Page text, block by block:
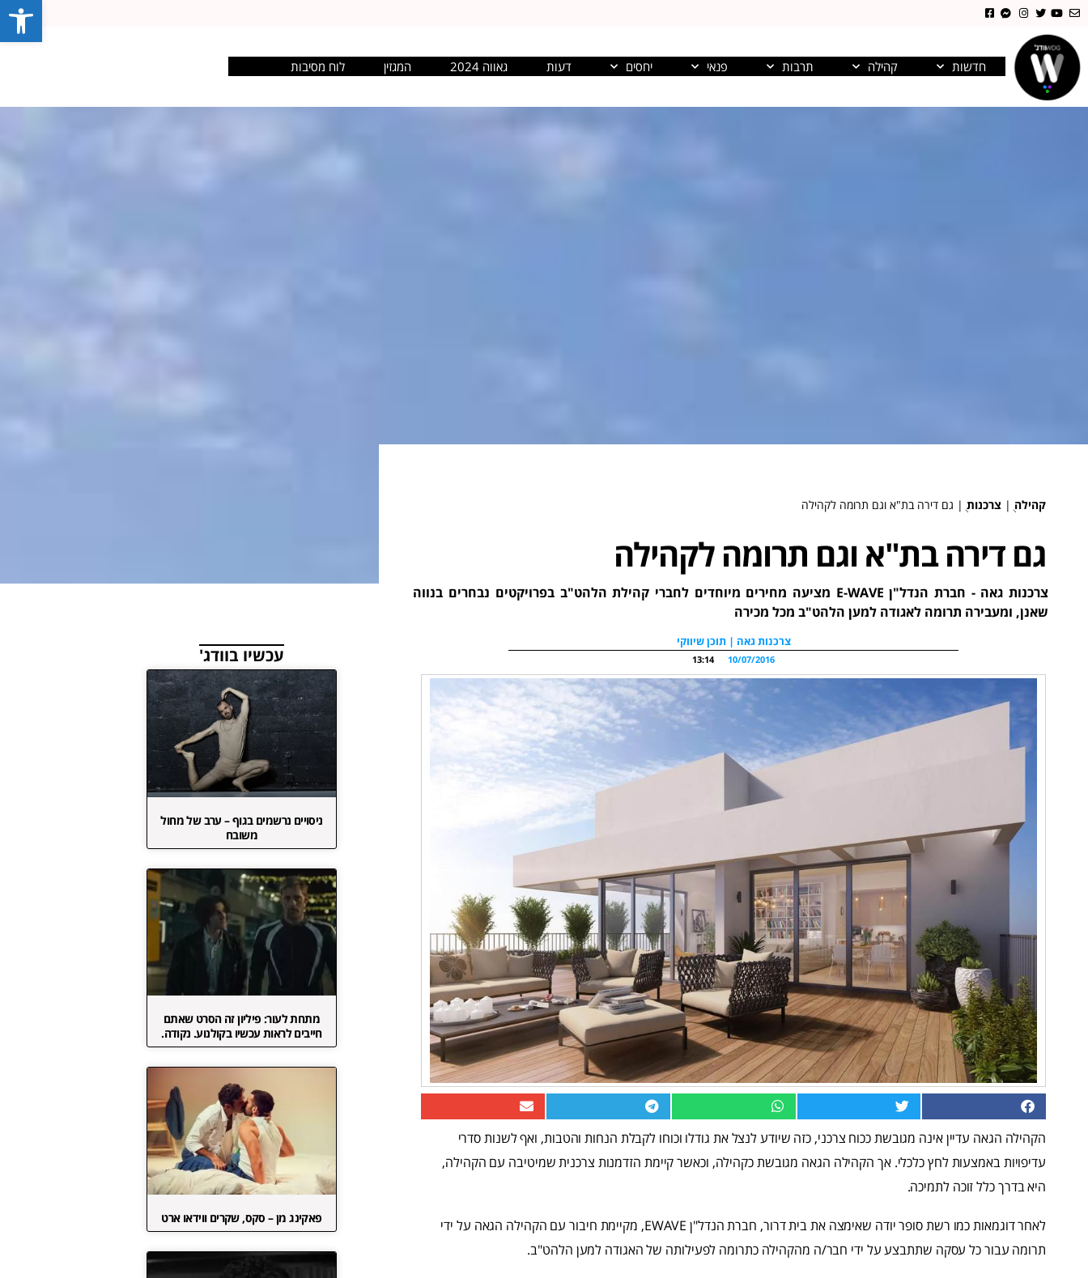
חדשות קהילה תרבות פנאי יחסים דעות גאווה 2024 המגזין לוח מסיבות
קהילה ֻ| צרכנות ֻ| גם דירה בת"א וגם תרומה לקהילה
גם דירה בת"א וגם תרומה לקהילה
צרכנות גאה - חברת הנדל"ן E-WAVE מציעה מחירים מיוחדים לחברי קהילת הלהט"ב בפרויקטים נבחרים בנווה
שאנן, ומעבירה תרומה לאגודה למען הלהט"ב מכל מכירה
צרכנות גאה | תוכן שיווקי
10/07/2016
13:14
הקהילה הגאה עדיין אינה מגובשת ככוח צרכני, כזה שיודע לנצל את גודלו וכוחו לקבלת הנחות והטבות, ואף לשנות סדרי
עדיפויות באמצעות לחץ כלכלי. אך הקהילה הגאה מגובשת כקהילה, וכאשר קיימת הזדמנות צרכנית שמיטיבה עם הקהילה,
היא בדרך כלל זוכה לתמיכה.
לאחר דוגמאות כמו רשת סופר יודה שאימצה את בית דרור, חברת הנדל"ן EWAVE, מקיימת חיבור עם הקהילה הגאה על ידי
תרומה עבור כל עסקה שתתבצע על ידי חבר/ה מהקהילה כתרומה לפעילותה של האגודה למען הלהט"ב.
עכשיו בוודג'
ניסויים נרשמים בגוף – ערב של מחול
משובח
מתחת לעור: פיליון זה הסרט שאתם
חייבים לראות עכשיו בקולנוע. נקודה.
פאקינג מן – סקס, שקרים ווידאו ארט